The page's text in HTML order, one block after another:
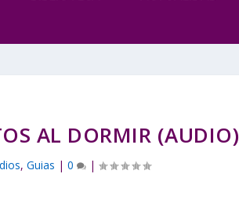
AL DORMIR (AUDIO)
,Guias |0 |